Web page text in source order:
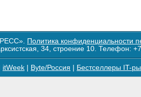
Политика конфиденциальности
34, строение 10. Телефон:
itWeek Byte/Россия Бестселлеры IT-